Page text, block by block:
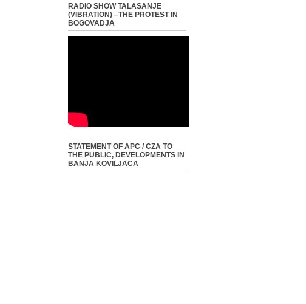
RADIO SHOW TALASANJE
(VIBRATION) –THE PROTEST IN
BOGOVADJA
STATEMENT OF APC / CZA TO
THE PUBLIC, DEVELOPMENTS IN
BANJA KOVILJACA